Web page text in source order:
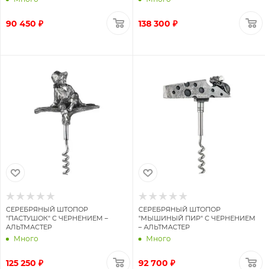
90 450 ₽ 138 300 ₽
СЕРЕБРЯНЫЙ ШТОПОР
"ПАСТУШОК" С ЧЕРНЕНИЕМ –
АЛЬТМАСТЕР
Много
125 250 ₽
СЕРЕБРЯНЫЙ ШТОПОР
"МЫШИНЫЙ ПИР" С ЧЕРНЕНИЕМ
– АЛЬТМАСТЕР
Много
92 700 ₽